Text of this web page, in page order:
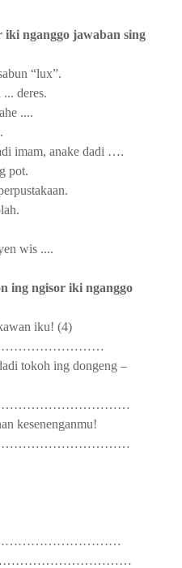
nganggo jawaban sing
“lux”.
deres.
....
imam, anake dadi ….
pot.
wis ....
ing ngisor iki nganggo
iku! (4)
tokoh ing dongeng –
kesenenganmu!